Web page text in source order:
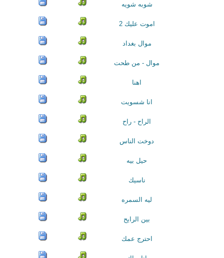
شوبه شويه
اموت عليك 2
موال بغداد
موال - من طحت
اهنا
انا شسويت
الراح - راح
دوخت الناس
حيل بيه
ناسيك
ليه السمره
بين الرايح
احترج عمك